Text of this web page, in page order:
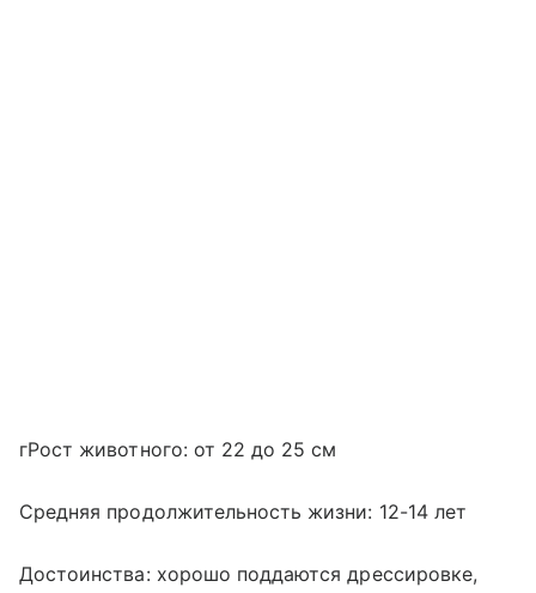
гРост животного: от 22 до 25 см
Средняя продолжительность жизни: 12-14 лет
Достоинства: хорошо поддаются дрессировке,